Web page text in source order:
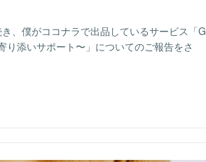
、僕がココナラで出品しているサービス「G
添いサポート〜」についてのご報告をさ